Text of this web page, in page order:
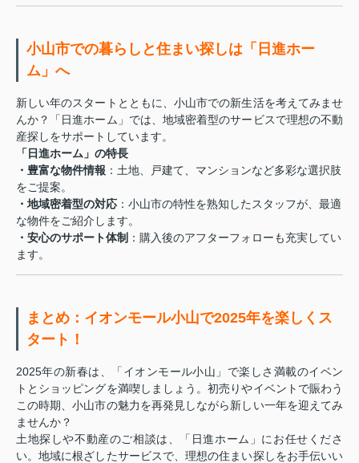
小山市での暮らしと住まい探しは「日進ホー
ム」へ
新しい年のスタートとともに、小山市での新生活を考えてみませ
んか？「日進ホーム」では、地域密着型のサービスで理想の不動
産探しをサポートしています。
「日進ホーム」の特長
・豊富な物件情報 ：土地、戸建て、マンションなど多彩な選択肢
をご提案。
・地域密着型の対応 ：小山市の特性を熟知したスタッフが、最適
な物件をご紹介します。
・安心のサポート体制 ：購入後のアフターフォローも充実してい
ます。
まとめ：イオンモール小山で2025年を楽しくス
タート！
2025年の新春は、「イオンモール小山」で楽しさ満載のイベン
トとショッピングを満喫しましょう。初売りやイベントで賑わう
この時期、小山市の魅力を再発見しながら新しい一年を迎えてみ
ませんか？
土地探しや不動産のご相談は、「日進ホーム」にお任せくださ
い。地域に根ざしたサービスで、理想の住まい探しをお手伝いい